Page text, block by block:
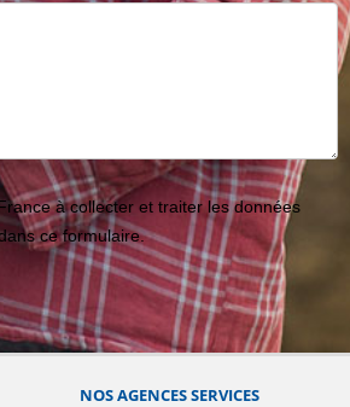
à collecter et traiter les données
ce formulaire.
NOS AGENCES SERVICES